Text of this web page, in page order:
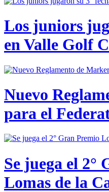
Los juniors
en Valle Golf
Nuevo
para el
Se juega el 2°
Lomas de la